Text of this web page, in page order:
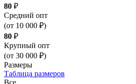
80 ₽
Средний опт
(от 10 000 ₽)
80 ₽
Крупный опт
(от 30 000 ₽)
Размеры
Таблица размеров
Все